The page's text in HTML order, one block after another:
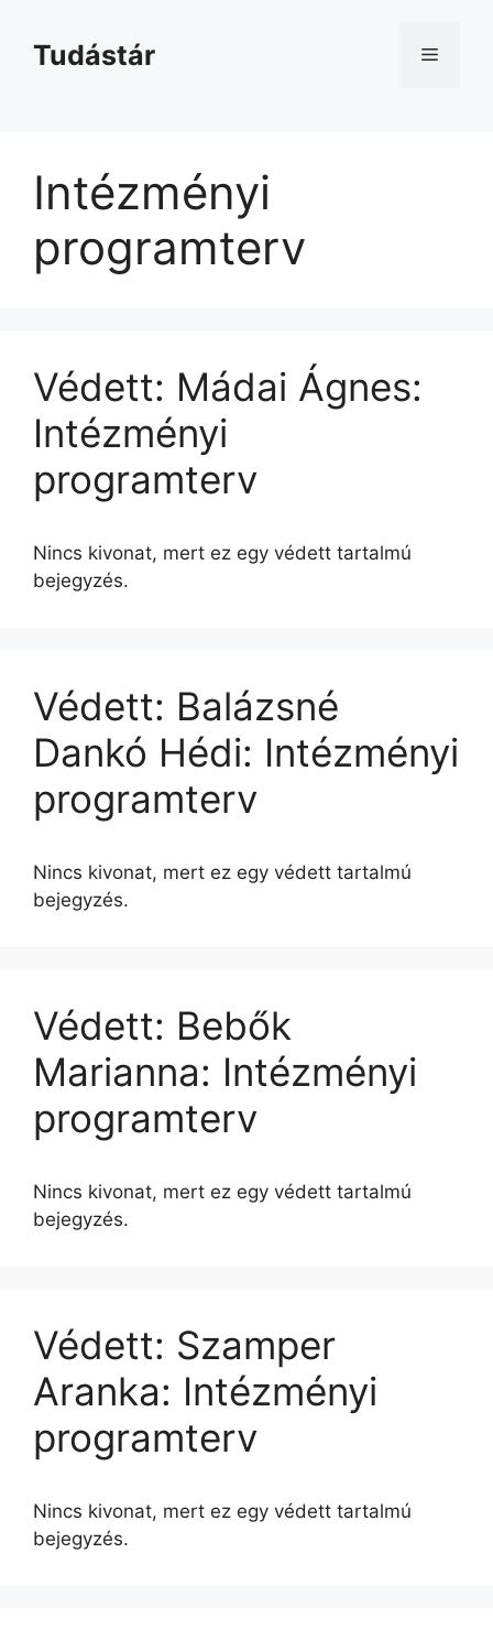
tartalomba
Tudástár Menü
Intézményi
programterv
Védett: Mádai Ágnes:
Intézményi
programterv
Nincs kivonat, mert ez egy védett tartalmú
bejegyzés.
Védett: Balázsné
Dankó Hédi: Intézményi
programterv
Nincs kivonat, mert ez egy védett tartalmú
bejegyzés.
Védett: Bebők
Marianna: Intézményi
programterv
Nincs kivonat, mert ez egy védett tartalmú
bejegyzés.
Védett: Szamper
Aranka: Intézményi
programterv
Nincs kivonat, mert ez egy védett tartalmú
bejegyzés.